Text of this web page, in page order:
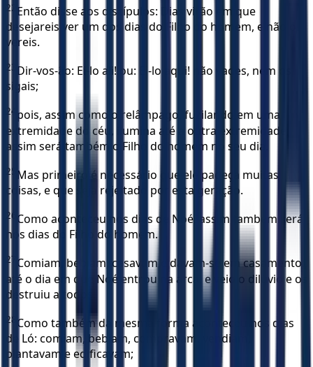
22 Então disse aos discípulos: Dias virão em que
desejareis ver um dos dias do Filho do homem, e não o
vereis.
23 Dir-vos-ão: Ei-lo ali! ou: Ei-lo aqui! não vades, nem os
sigais;
24 pois, assim como o relâmpago, fuzilando em uma
extremidade do céu, ilumina até a outra extremidade,
assim será também o Filho do homem no seu dia.
25 Mas primeiro é necessário que ele padeça muitas
coisas, e que seja rejeitado por esta geração.
26 Como aconteceu nos dias de Noé, assim também será
nos dias do Filho do homem.
27 Comiam, bebiam, casavam e davam-se em casamento,
até o dia em que Noé entrou na arca, e veio o dilúvio e os
destruiu a todos.
28 Como também da mesma forma aconteceu nos dias
de Ló: comiam, bebiam, compravam, vendiam,
plantavam e edificavam;